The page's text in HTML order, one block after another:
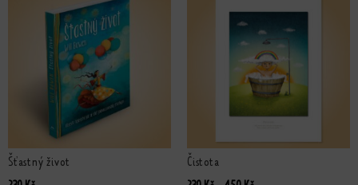
Šťastný život Čistota